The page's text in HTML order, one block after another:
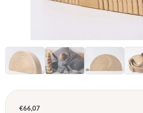
€66,07